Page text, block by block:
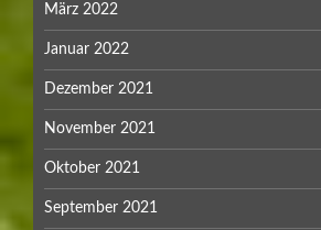
März 2022
Januar 2022
Dezember 2021
November 2021
Oktober 2021
September 2021